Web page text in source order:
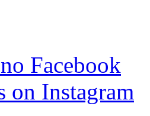
Facebook
on Instagram